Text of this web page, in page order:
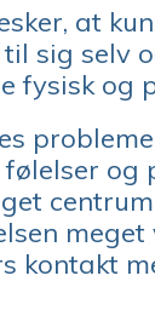
at
sig selv
fysisk og
og
kontakt